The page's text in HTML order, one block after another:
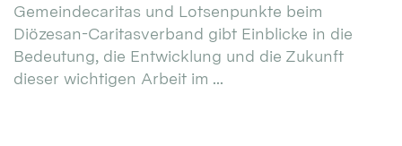
Gemeindecaritas und Lotsenpunkte beim
Diözesan-Caritasverband gibt Einblicke in die
Bedeutung, die Entwicklung und die Zukunft
dieser wichtigen Arbeit im ...